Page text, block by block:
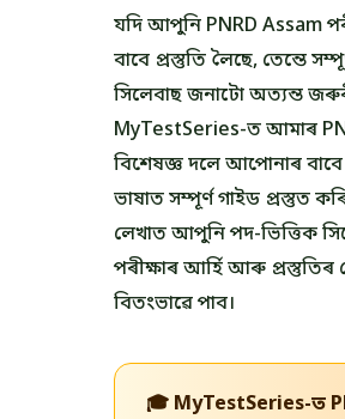
যদি আপুনি PNRD Assam
বাবে প্ৰস্তুতি লৈছে, তেন্তে
সিলেবাছ জনাটো অত্যন্ত
MyTestSeries-ত আমাৰ
বিশেষজ্ঞ দলে আপোনাৰ
ভাষাত সম্পূৰ্ণ গাইড প্ৰস্তুত
লেখাত আপুনি পদ-ভিত্তিক
পৰীক্ষাৰ আৰ্হি আৰু
বিতংভাৱে পাব।
🎓 MyTestSeries-ত